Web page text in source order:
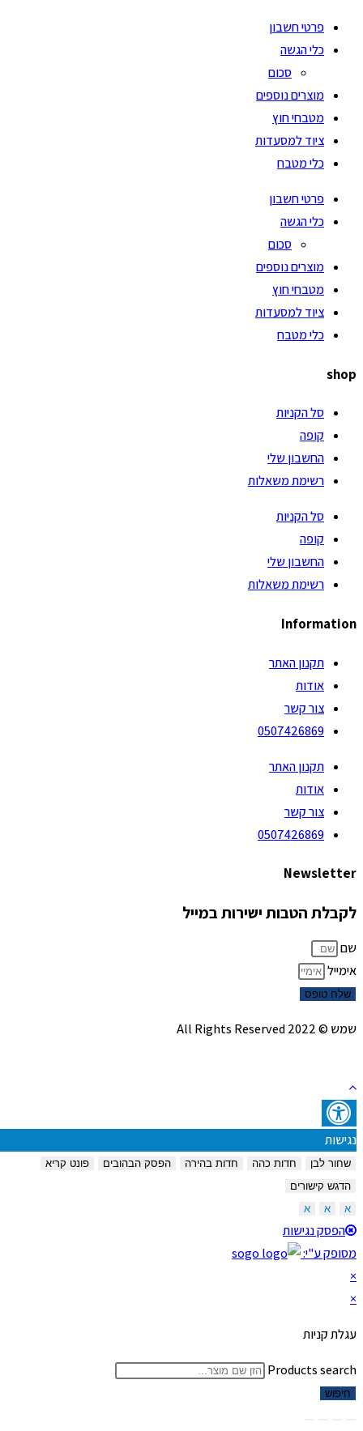
פרטי חשבון
כלי הגשה
סכום
מוצרים נוספים
מטבחי חוץ
ציוד למסעדות
כלי מטבח
פרטי חשבון
כלי הגשה
סכום
מוצרים נוספים
מטבחי חוץ
ציוד למסעדות
כלי מטבח
shop
סל הקניות
קופה
החשבון שלי
רשימת משאלות
סל הקניות
קופה
החשבון שלי
רשימת משאלות
Information
תקנון האתר
אודות
צור קשר
0507426869
תקנון האתר
אודות
צור קשר
0507426869
Newsletter
לקבלת הטבות ישירות במייל
שם
אימייל
שלח טופס
שמש © 2022 All Rights Reserved
נגישות
שחור לבן חדות כהה חדות בהירה הפסק הבהובים
פונט קריא
הדגש קישורים
הפסק נגישות
מסופק ע"י:
עגלת קניות
Products search
חיפוש